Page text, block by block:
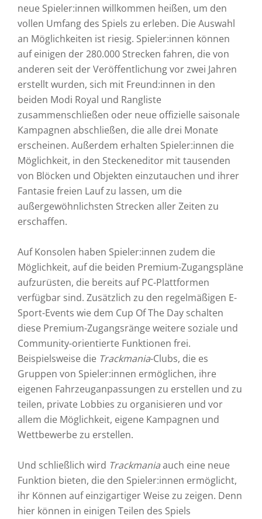
neue Spieler:innen willkommen heißen, um den
vollen Umfang des Spiels zu erleben. Die Auswahl
an Möglichkeiten ist riesig. Spieler:innen können
auf einigen der 280.000 Strecken fahren, die von
anderen seit der Veröffentlichung vor zwei Jahren
erstellt wurden, sich mit Freund:innen in den
beiden Modi Royal und Rangliste
zusammenschließen oder neue offizielle saisonale
Kampagnen abschließen, die alle drei Monate
erscheinen. Außerdem erhalten Spieler:innen die
Möglichkeit, in den Steckeneditor mit tausenden
von Blöcken und Objekten einzutauchen und ihrer
Fantasie freien Lauf zu lassen, um die
außergewöhnlichsten Strecken aller Zeiten zu
erschaffen.
​Auf Konsolen haben Spieler:innen zudem die
Möglichkeit, auf die beiden Premium-Zugangspläne
aufzurüsten, die bereits auf PC-Plattformen
verfügbar sind. Zusätzlich zu den regelmäßigen E-
Sport-Events wie dem Cup Of The Day schalten
diese Premium-Zugangsränge weitere soziale und
Community-orientierte Funktionen frei.
Beispielsweise die Trackmania-Clubs, die es
Gruppen von Spieler:innen ermöglichen, ihre
eigenen Fahrzeuganpassungen zu erstellen und zu
teilen, private Lobbies zu organisieren und vor
allem die Möglichkeit, eigene Kampagnen und
Wettbewerbe zu erstellen.
​Und schließlich wird Trackmaniaauch eine neue
Funktion bieten, die den Spieler:innen ermöglicht,
ihr Können auf einzigartiger Weise zu zeigen. Denn
hier können in einigen Teilen des Spiels